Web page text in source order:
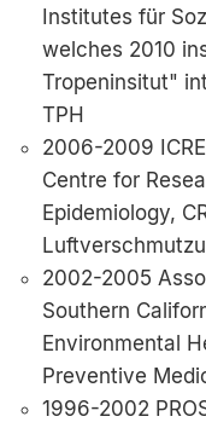
Institutes für
welches 2010
Tropeninsitut"
TPH
2006-2009
Centre for
Epidemiology,
2002-2005
Southern
Environmental
Preventive
1996-2002